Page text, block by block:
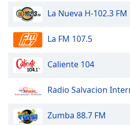
Close
Dialog
End
dialog
La Nueva H-102.3 FM
La FM 107.5
Caliente 104
Radio Salvacion
Zumba 88.7 FM